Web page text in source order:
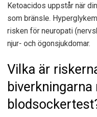
Ketoacidos uppstår när
som bränsle.
risken för neuropati
njur- och ögonsjukdomar.
Vilka är
biverkningarna